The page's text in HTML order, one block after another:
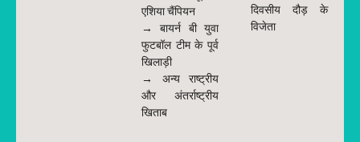
एशिया चैंपियन
→ बायर्न बी युवा
फुटबॉल टीम के पूर्व
खिलाड़ी
→ अन्य राष्ट्रीय
और अंतर्राष्ट्रीय
खिताब
दिवसीय दौड़ के
विजेता